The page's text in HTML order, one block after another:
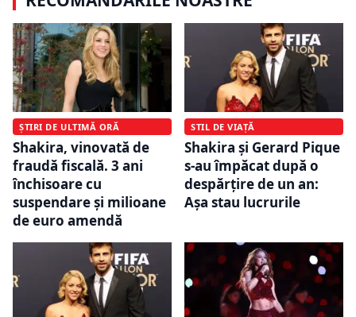
ȘTIRI DE ULTIMĂ ORĂ
Shakira, vinovată de
fraudă fiscală. 3 ani
închisoare cu
suspendare şi milioane
de euro amendă
STIL DE VIAȚĂ
Shakira și Gerard Pique
s-au împăcat după o
despărțire de un an:
Așa stau lucrurile